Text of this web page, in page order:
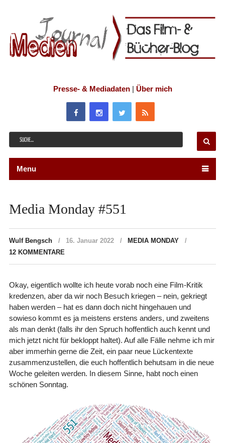
Presse- & Mediadaten| Über mich
Menu
Media Monday #551
Wulf Bengsch 16. Januar 2022
MEDIA MONDAY
12 KOMMENTARE
Okay, eigentlich wollte ich heute vorab noch eine Film-Kritik
kredenzen, aber da wir noch Besuch kriegen – nein, gekriegt
haben werden – hat es dann doch nicht hingehauen und
sowieso kommt es ja meistens erstens anders, und zweitens
als man denkt (falls ihr den Spruch hoffentlich auch kennt und
mich jetzt nicht für bekloppt haltet). Auf alle Fälle nehme ich mir
aber immerhin gerne die Zeit, ein paar neue Lückentexte
zusammenzustellen, die euch hoffentlich behutsam in die neue
Woche geleiten werden. In diesem Sinne, habt noch einen
schönen Sonntag.